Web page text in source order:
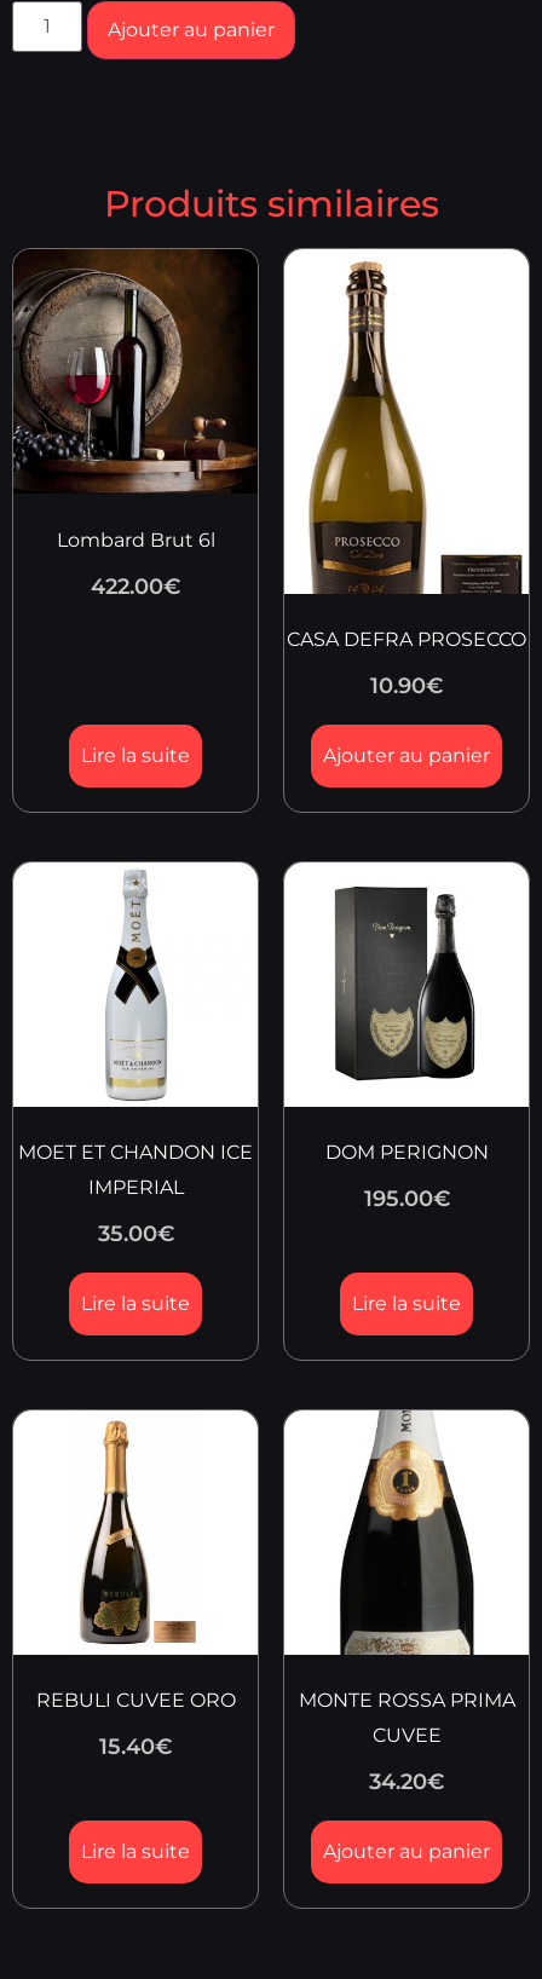
Ajouter au panier
Produits similaires
Lombard Brut 6l
422.00€
Lire la suite
CASA DEFRA PROSECCO
10.90€
Ajouter au panier
MOET ET CHANDON ICE
IMPERIAL
35.00€
Lire la suite
DOM PERIGNON
195.00€
Lire la suite
REBULI CUVEE ORO
15.40€
Lire la suite
MONTE ROSSA PRIMA
CUVEE
34.20€
Ajouter au panier